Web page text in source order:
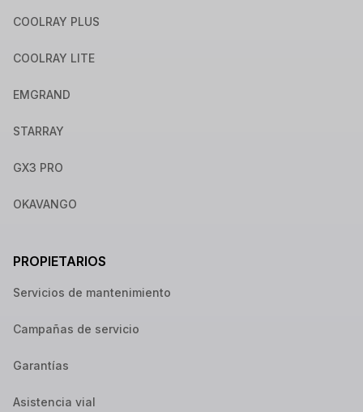
COOLRAY PLUS
COOLRAY LITE
EMGRAND
STARRAY
GX3 PRO
OKAVANGO
PROPIETARIOS
Servicios de mantenimiento
Campañas de servicio
Garantías
Asistencia vial